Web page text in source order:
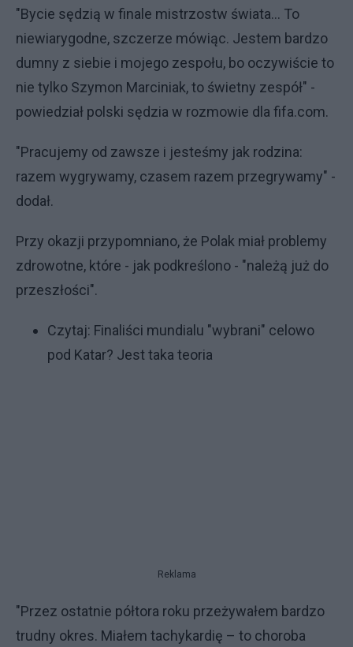
"Bycie sędzią w finale mistrzostw świata... To
niewiarygodne, szczerze mówiąc. Jestem bardzo
dumny z siebie i mojego zespołu, bo oczywiście to
nie tylko Szymon Marciniak, to świetny zespół" -
powiedział polski sędzia w rozmowie dla fifa.com.
"Pracujemy od zawsze i jesteśmy jak rodzina:
razem wygrywamy, czasem razem przegrywamy" -
dodał.
Przy okazji przypomniano, że Polak miał problemy
zdrowotne, które - jak podkreślono - "należą już do
przeszłości".
Czytaj: Finaliści mundialu "wybrani" celowo
pod Katar? Jest taka teoria
Reklama
"Przez ostatnie półtora roku przeżywałem bardzo
trudny okres. Miałem tachykardię – to choroba